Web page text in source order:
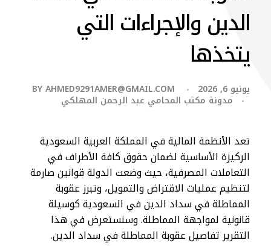
الدين والإجراءات التي
يتخذها
يونيو 6, 2026 BYAHMED9291AMER@GMAIL.COM
مدونة مكتب المحامي عبد الرحمن المهلكي
تعد الأنظمة المالية في المملكة العربية السعودية
الركيزة الأساسية لضمان حقوق كافة الأطراف في
التعاملات المصرفية، حيث وضعت الدولة قوانين صارمة
لتنظيم عمليات الاقتراض والتمويل، وتبرز عقوبة
المماطلة في سداد الدين في السعودية كوسيلة
قانونية لمواجهة المماطلة. وسنستعرض في هذا
التقرير تفاصيل عقوبة المماطلة في سداد الدين.